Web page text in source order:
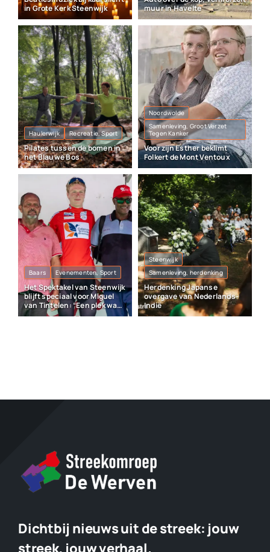
in Grote Kerk Steenwijk
muur in Havelte
Haulerwijk Recreatie, Sport
Pilates tussen de bomen in
het Blauwe Bos
Noordwolde
Samenleving, Groot Verzet
Tegen Kanker
Voor zijn Esther beklimt
Folkert de Mont Ventoux
Baars Evenementen, Sport
Het Spektakel van Steenwijk
blijft speciaal voor Miguel
van Tintelen: “Een plek waar
veel herinneringen liggen”
Steenwijk
Samenleving, herdenking
Herdenking Japanse
overgave van Nederlands-
Indië
Dichtbij nieuws uit de streek: jouw
streek, jouw verhaal.